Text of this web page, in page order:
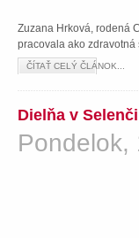
Zuzana Hrková, rodená
pracovala ako zdravotná
ČÍTAŤ CELÝ ČLÁNOK...
Dielňa v Selenči
Pondelok,